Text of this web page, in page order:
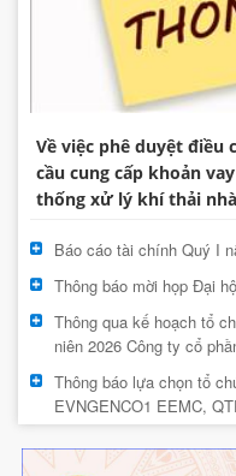
Về việc phê duyệt điều
cầu cung cấp khoản
thống xử lý khí thải
Báo cáo tài chính Quý I
Thông báo mời họp Đại
Thông qua kế hoạch tổ
niên 2026 Công ty cổ
Thông báo lựa chọn tổ
EVNGENCO1 EEMC,